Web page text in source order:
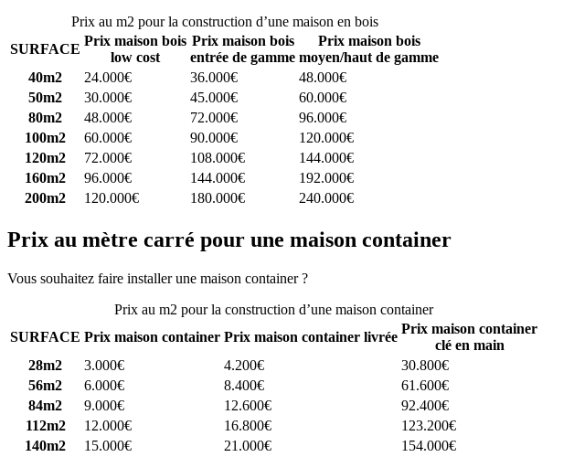
Prix au m2 pour la construction d’une maison en bois
SURFACE
Prix maison bois
low cost
Prix maison bois
entrée de gamme
Prix maison bois
moyen/haut de gamme
40m2
24.000€ 36.000€
48.000€
50m2
30.000€ 45.000€
60.000€
80m2
48.000€ 72.000€
96.000€
100m2
60.000€ 90.000€
120.000€
120m2
72.000€ 108.000€
144.000€
160m2
96.000€ 144.000€
192.000€
200m2
120.000€ 180.000€ 240.000€
Prix au mètre carré pour une maison container
Vous souhaitez faire installer une maison container ?
Prix au m2 pour la construction d’une maison container
SURFACE Prix maison container Prix maison container livrée
Prix maison container
clé en main
28m2
3.000€ 4.200€
30.800€
56m2
6.000€ 8.400€
61.600€
84m2
9.000€ 12.600€
92.400€
112m2
12.000€ 16.800€
123.200€
140m2
15.000€ 21.000€
154.000€